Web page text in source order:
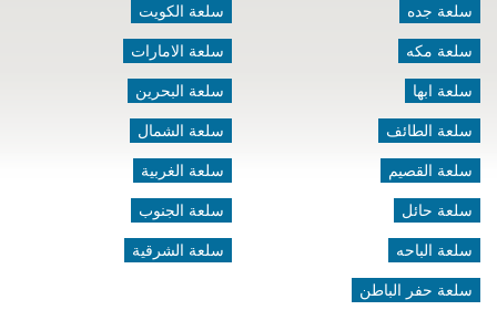
سلعة جده
سلعة مكه
سلعة ابها
سلعة الطائف
سلعة القصيم
سلعة حائل
سلعة الباحه
سلعة حفر الباطن
سلعة الكويت
سلعة الامارات
سلعة البحرين
سلعة الشمال
سلعة الغربية
سلعة الجنوب
سلعة الشرقية